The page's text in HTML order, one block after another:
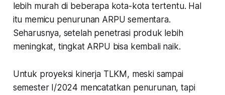
lebih murah di beberapa kota-kota tertentu. Hal
itu memicu penurunan ARPU sementara.
Seharusnya, setelah penetrasi produk lebih
meningkat, tingkat ARPU bisa kembali naik.
Untuk proyeksi kinerja TLKM, meski sampai
semester I/2024 mencatatkan penurunan, tapi